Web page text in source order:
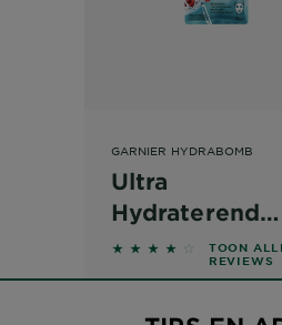
GARNIER HYDRABOMB
Ultra
Hydraterend
Sheet Masker
TOON
REVIEWS